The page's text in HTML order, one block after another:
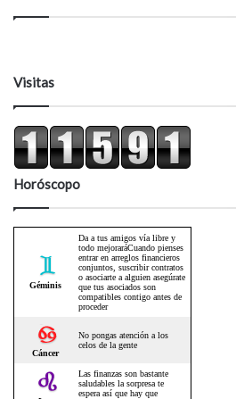
Visitas
Horóscopo